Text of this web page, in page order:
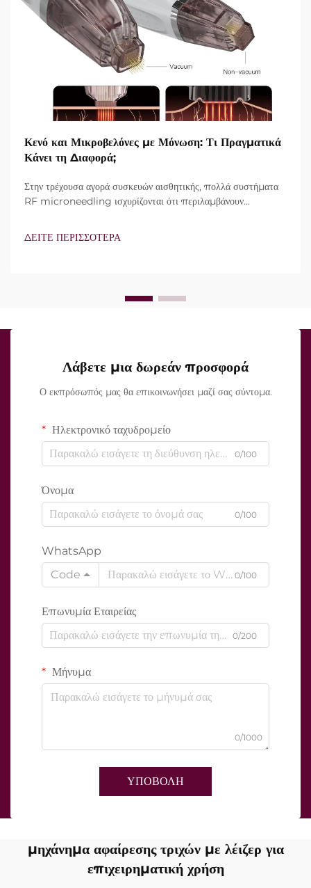
Κενό και Μικροβελόνες με Μόνωση: Τι Πραγματικά
Κάνει τη Διαφορά;
Στην τρέχουσα αγορά συσκευών αισθητικής, πολλά συστήματα
RF microneedling ισχυρίζονται ότι περιλαμβάνουν
χαρακτηριστικά υπάρχουν, αλλά πώς λειτουργούν ακριβώς κατά
ΔΕΙΤΕ ΠΕΡΙΣΣΟΤΕΡΑ
Λάβετε μια δωρεάν προσφορά
Ο εκπρόσωπός μας θα επικοινωνήσει μαζί σας σύντομα.
Ηλεκτρονικό ταχυδρομείο
0/100
Όνομα
0/100
WhatsApp
Code
0/100
Επωνυμία Εταιρείας
0/200
Μήνυμα
0/1000
ΥΠΟΒΟΛΗ
μηχάνημα αφαίρεσης τριχών με λέιζερ για
επιχειρηματική χρήση